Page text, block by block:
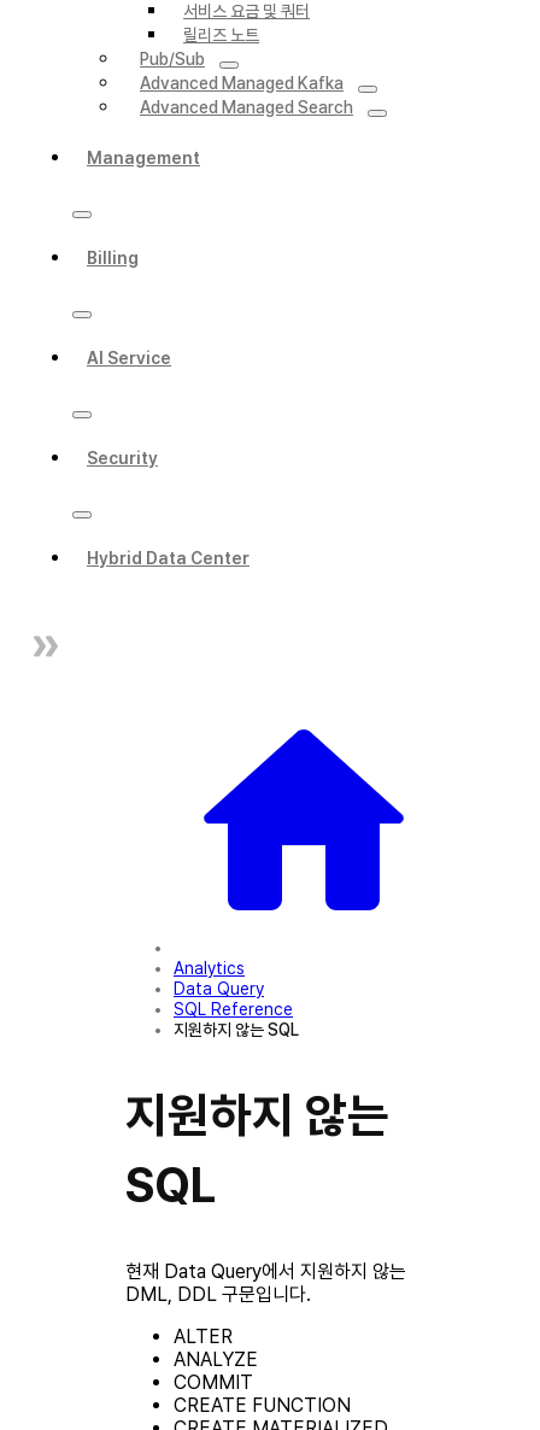
서비스 요금 및 쿼터
릴리즈 노트
Pub/Sub
Advanced Managed Kafka
Advanced Managed Search
Management
Billing
AI Service
Security
Hybrid Data Center
Analytics
Data Query
SQL Reference
지원하지 않는 SQL
지원하지 않는
SQL
현재 Data Query에서 지원하지 않는
DML, DDL 구문입니다.
ALTER
ANALYZE
COMMIT
CREATE FUNCTION